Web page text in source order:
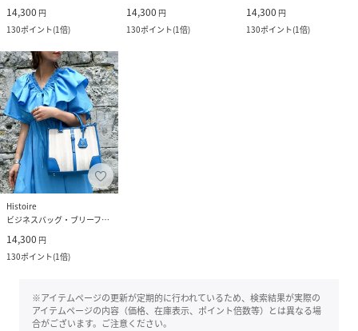
14,300 円
130ポイント(1倍)
14,300 円
130ポイント(1倍)
14,300 円
130ポイント(1倍)
Histoire
ビジネスバッグ・ブリーフケース
14,300 円
130ポイント(1倍)
※アイテムページの更新が定期的に行われているため、検索結果が実際の
アイテムページの内容（価格、在庫表示、ポイント倍数等）とは異なる場
合がございます。ご注意ください。